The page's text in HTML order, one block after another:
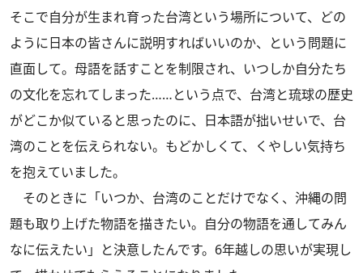
そこで自分が生まれ育った台湾という場所について、どの
ように日本の皆さんに説明すればいいのか、という問題に
直面して。母語を話すことを制限され、いつしか自分たち
の文化を忘れてしまった……という点で、台湾と琉球の歴史
がどこか似ていると思ったのに、日本語が拙いせいで、台
湾のことを伝えられない。もどかしくて、くやしい気持ち
を抱えていました。
そのときに「いつか、台湾のことだけでなく、沖縄の問
題も取り上げた物語を描きたい。自分の物語を通してみん
なに伝えたい」と決意したんです。6年越しの思いが実現し